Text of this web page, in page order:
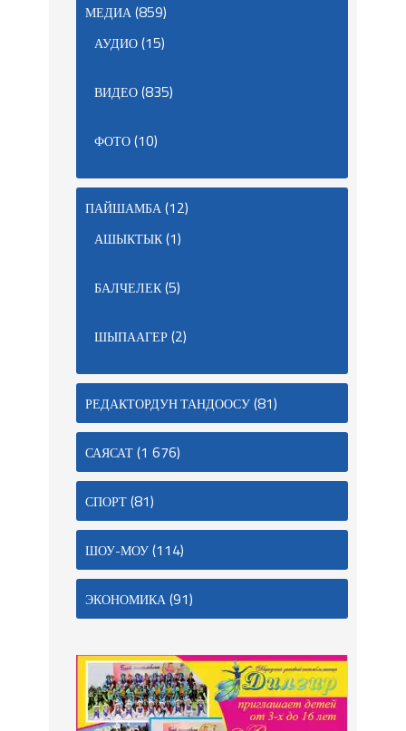
МЕДИА(859)
АУДИО(15)
ВИДЕО(835)
ФОТО(10)
ПАЙШАМБА(12)
АШЫКТЫК(1)
БАЛЧЕЛЕК(5)
ШЫПААГЕР(2)
РЕДАКТОРДУН ТАНДООСУ(81)
САЯСАТ(1 676)
СПОРТ(81)
ШОУ-МОУ(114)
ЭКОНОМИКА(91)